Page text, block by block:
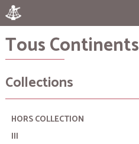
Cart: (vide)
Tous Continents
Collections
HORS COLLECTION
III